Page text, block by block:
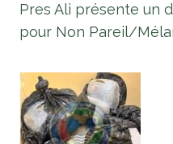
Pres Ali présente un
pour Non Pareil/